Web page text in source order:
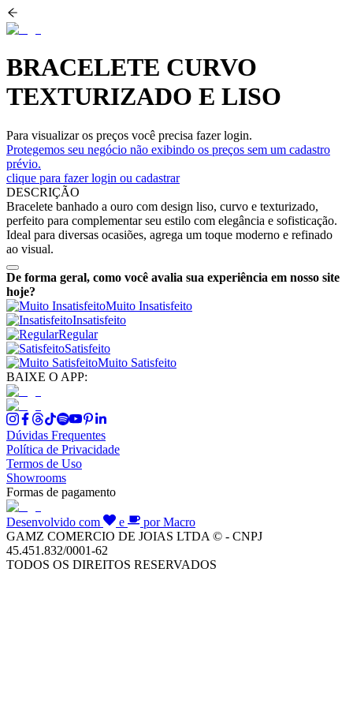
BRACELETE CURVO
TEXTURIZADO E LISO
Para visualizar os preços você precisa fazer login.
Protegemos seu negócio não exibindo os preços sem um cadastro
prévio.
clique para fazer login ou cadastrar
DESCRIÇÃO
Bracelete banhado a ouro com design liso, curvo e texturizado,
perfeito para complementar seu estilo com elegância e sofisticação.
Ideal para diversas ocasiões, agrega um toque moderno e refinado
ao visual.
De forma geral, como você avalia sua experiência em nosso site
hoje?
Muito Insatisfeito
Insatisfeito
Regular
Satisfeito
Muito Satisfeito
BAIXE O APP:
Dúvidas Frequentes
Política de Privacidade
Termos de Uso
Showrooms
Formas de pagamento
Desenvolvido com e
por Macro
GAMZ COMERCIO DE JOIAS LTDA © - CNPJ
45.451.832/0001-62
TODOS OS DIREITOS RESERVADOS